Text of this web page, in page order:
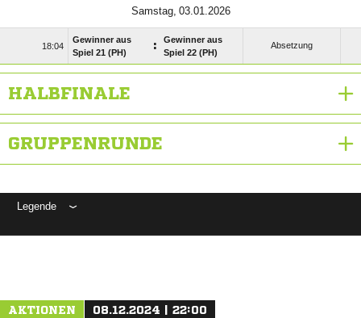
 

Gewinner aus
Spiel 21 (PH)
:
Gewinner aus
Spiel 22 (PH)
Absetzung
HALBFINALE
GRUPPENRUNDE
Legende
AKTIONEN 08.12.2024 | 22:00